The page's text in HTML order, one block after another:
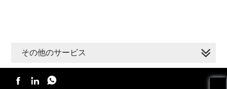
その他のサービス
  